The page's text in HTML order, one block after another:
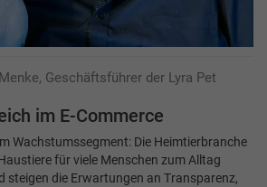
Geschäftsführer der Lyra Pet
im E-Commerce
Wachstumssegment: Die Heimtierbranche
für viele Menschen zum Alltag
steigen die Erwartungen an Transparenz,